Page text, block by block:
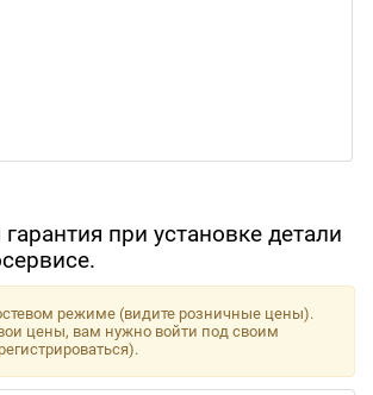
при установке детали
режиме (видите розничные цены).
цены, вам нужно войти под своим